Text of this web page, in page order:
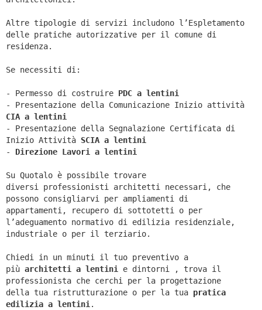
Altre tipologie di servizi includono l’Espletamento
delle pratiche autorizzative per il comune di
residenza.
Se necessiti di:
- Permesso di costruire PDC a lentini
- Presentazione della Comunicazione Inizio attività
CIA a lentini
- Presentazione della Segnalazione Certificata di
Inizio Attività SCIA a lentini
- Direzione Lavori a lentini
Su Quotalo è possibile trovare
diversi professionisti architetti necessari, che
possono consigliarvi per ampliamenti di
appartamenti, recupero di sottotetti o per
l’adeguamento normativo di edilizia residenziale,
industriale o per il terziario.
Chiedi in un minuti il tuo preventivo a
più architetti a lentini e dintorni ,
trova il
professionista che cerchi per la progettazione
della tua ristrutturazione o per la tua pratica
edilizia a lentini.